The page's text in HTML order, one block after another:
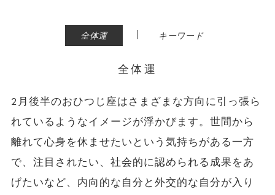
全体運 | キーワード
全体運
2月後半のおひつじ座はさまざまな方向に引っ張ら
れているようなイメージが浮かびます。世間から
離れて心身を休ませたいという気持ちがある一方
で、注目されたい、社会的に認められる成果をあ
げたいなど、内向的な自分と外交的な自分が入り